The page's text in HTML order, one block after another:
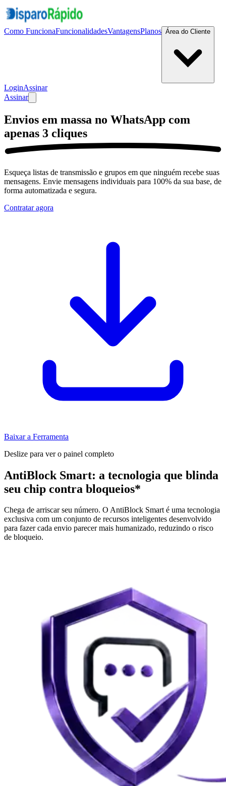
Como FuncionaFuncionalidadesVantagensPlanos Área do Cliente
LoginAssinar
Assinar
Envios em massa no WhatsApp com
apenas 3 cliques
Esqueça listas de transmissão e grupos em que ninguém recebe suas
mensagens. Envie mensagens individuais para 100% da sua base, de
forma automatizada e segura.
Contratar agora
Baixar a Ferramenta
Deslize para ver o painel completo
AntiBlock Smart: a tecnologia que blinda
seu chip contra bloqueios*
Chega de arriscar seu número. O AntiBlock Smarté uma tecnologia
exclusiva com um conjunto de recursos inteligentes desenvolvido
para fazer cada envio parecer mais humanizado, reduzindo o risco
de bloqueio.